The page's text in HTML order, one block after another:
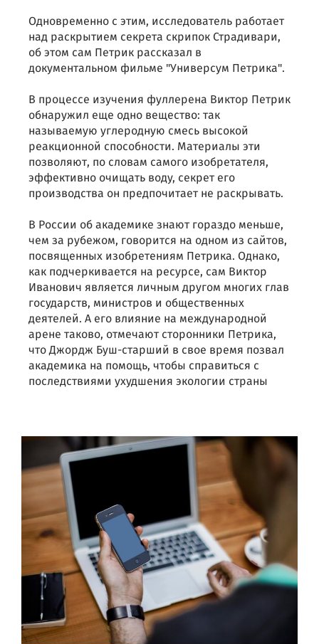
Одновременно с этим, исследователь работает
над раскрытием секрета скрипок Страдивари,
об этом сам Петрик рассказал в
документальном фильме "Универсум Петрика".
В процессе изучения фуллерена Виктор Петрик
обнаружил еще одно вещество: так
называемую углеродную смесь высокой
реакционной способности. Материалы эти
позволяют, по словам самого изобретателя,
эффективно очищать воду, секрет его
производства он предпочитает не раскрывать.
В России об академике знают гораздо меньше,
чем за рубежом, говорится на одном из сайтов,
посвященных изобретениям Петрика. Однако,
как подчеркивается на ресурсе, сам Виктор
Иванович является личным другом многих глав
государств, министров и общественных
деятелей. А его влияние на международной
арене таково, отмечают сторонники Петрика,
что Джордж Буш-старший в свое время позвал
академика на помощь, чтобы справиться с
последствиями ухудшения экологии страны